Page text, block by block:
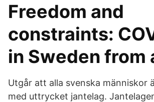
Freedom and
constraints:
in Sweden from
Utgår att alla svenska människor
med uttrycket jantelag.